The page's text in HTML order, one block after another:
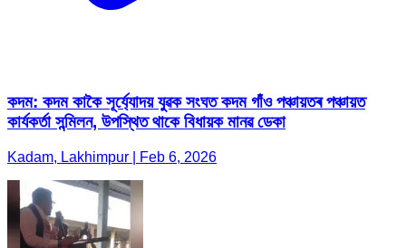
কদম: কদম কাকৈ সূৰ্য্যোদয় যুৱক সংঘত কদম গাঁ‌ও পঞ্চায়তৰ পঞ্চায়ত
কাৰ্যকৰ্তা সন্মিলন, উপস্থিত থাকে বিধায়ক মানৱ ডেকা
Kadam, Lakhimpur | Feb 6, 2026